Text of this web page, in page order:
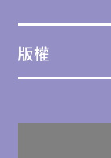
版權